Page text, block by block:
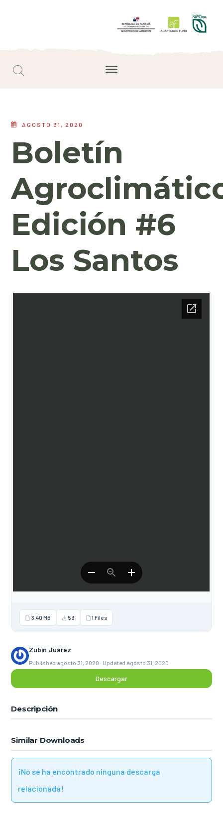
AGOSTO 31, 2020
Boletín
Edición #6
Los Santos
3.40 MB 53 1 Files
Zubin Juárez
Published agosto 31, 2020 · Updated agosto 31, 2020
Descargar
Descripción
Similar Downloads
¡No se ha encontrado ninguna descarga
relacionada!